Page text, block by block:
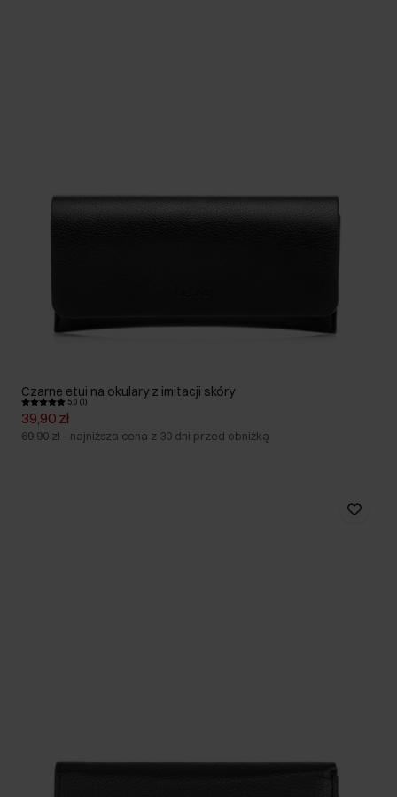
Czarne etui na okulary z imitacji skóry
5.0 (1)
39,90 zł
69,90 zł - najniższa cena z 30 dni przed obniżką